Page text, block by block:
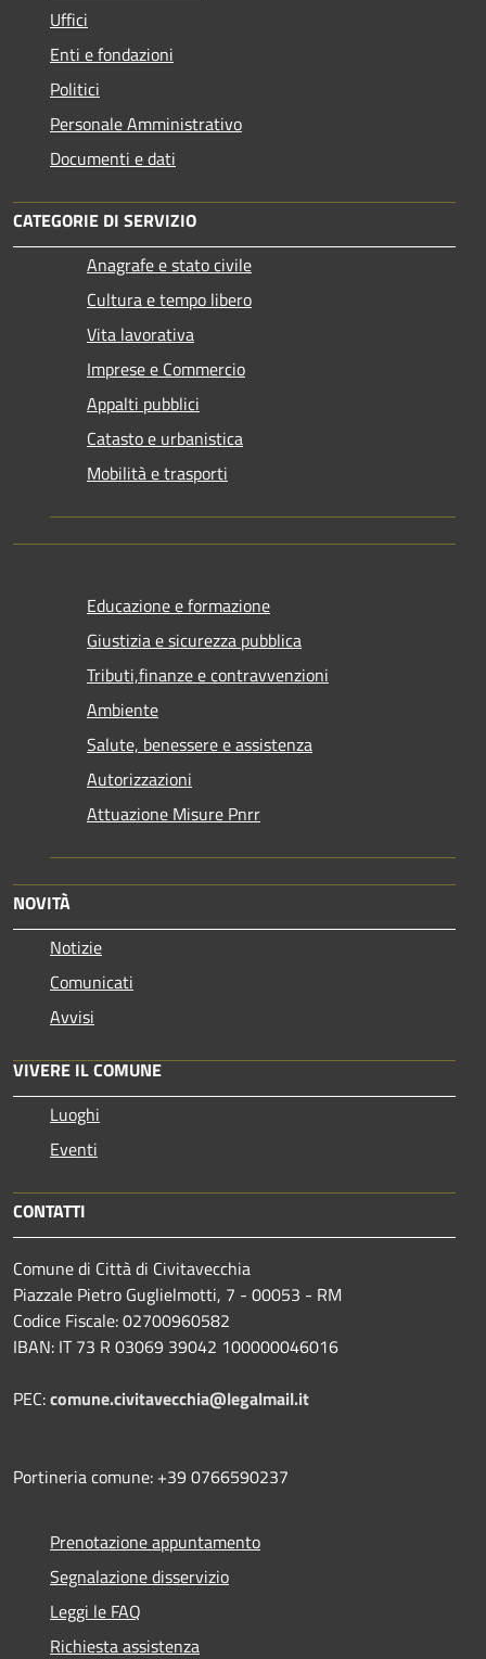
Uffici
Enti e fondazioni
Politici
Personale Amministrativo
Documenti e dati
CATEGORIE DI SERVIZIO
Anagrafe e stato civile
Cultura e tempo libero
Vita lavorativa
Imprese e Commercio
Appalti pubblici
Catasto e urbanistica
Mobilità e trasporti
Educazione e formazione
Giustizia e sicurezza pubblica
Tributi,finanze e contravvenzioni
Ambiente
Salute, benessere e assistenza
Autorizzazioni
Attuazione Misure Pnrr
NOVITÀ
Notizie
Comunicati
Avvisi
VIVERE IL COMUNE
Luoghi
Eventi
CONTATTI
Comune di Città di Civitavecchia
Piazzale Pietro Guglielmotti, 7 - 00053 - RM
Codice Fiscale: 02700960582
IBAN: IT 73 R 03069 39042 100000046016
PEC:comune.civitavecchia@legalmail.it
Portineria comune: +39 0766590237
Prenotazione appuntamento
Segnalazione disservizio
Leggi le FAQ
Richiesta assistenza